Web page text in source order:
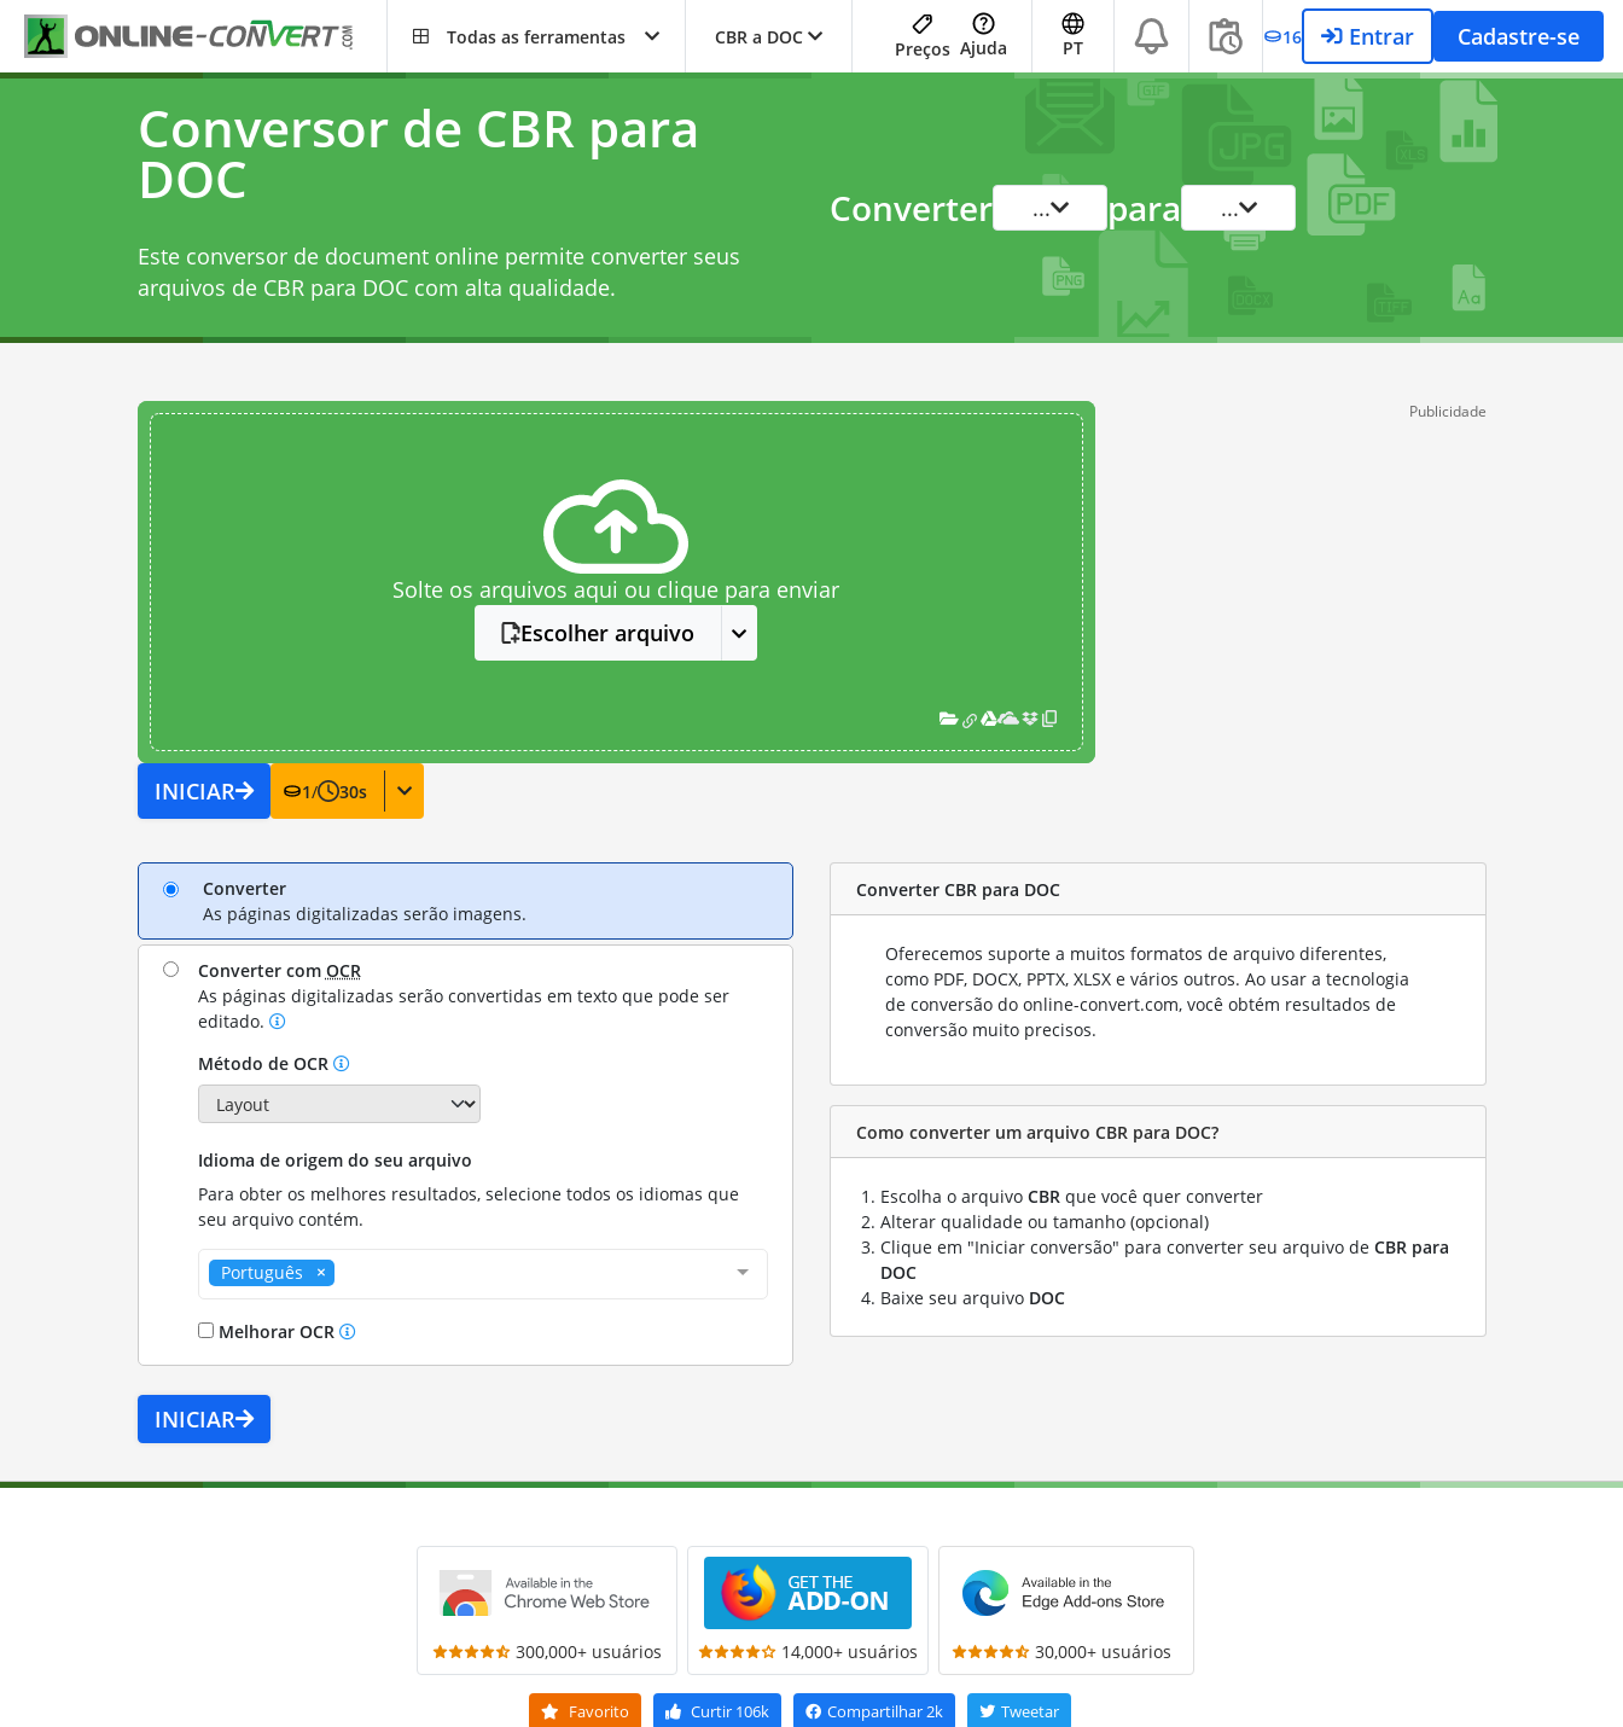
Todas as ferramentas CBR a DOC
Preços Ajuda PT 16 Entrar Cadastre-se
Conversor de CBR para
DOC
Este conversor de document online permite converter seus
arquivos de CBR para DOC com alta qualidade.
Converter ... para ...
Solte os arquivos aqui ou clique para enviar
Escolher arquivo
INICIAR 1/ 30s
Publicidade
Converter
As páginas digitalizadas serão imagens.
Converter com OCR
As páginas digitalizadas serão convertidas em texto que pode ser
editado.
Método de OCR
Idioma de origem do seu arquivo
Para obter os melhores resultados, selecione todos os idiomas que
seu arquivo contém.
Português
Melhorar OCR
INICIAR
Converter CBR para DOC
Oferecemos suporte a muitos formatos de arquivo diferentes,
como PDF, DOCX, PPTX, XLSX e vários outros. Ao usar a tecnologia
de conversão do online-convert.com, você obtém resultados de
conversão muito precisos.
Como converter um arquivo CBR para DOC?
Escolha o arquivo CBR que você quer converter
Alterar qualidade ou tamanho (opcional)
Clique em "Iniciar conversão" para converter seu arquivo de CBR para
DOC
Baixe seu arquivo DOC
300,000+ usuários 14,000+ usuários 30,000+ usuários
Favorito Curtir106k Compartilhar2k Tweetar